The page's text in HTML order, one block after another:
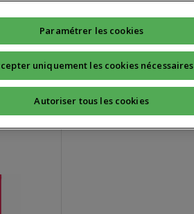
Quotidien Sport Santé
Paramétrer les cookies
uniquement les cookies nécessaires
Autoriser tous les cookies